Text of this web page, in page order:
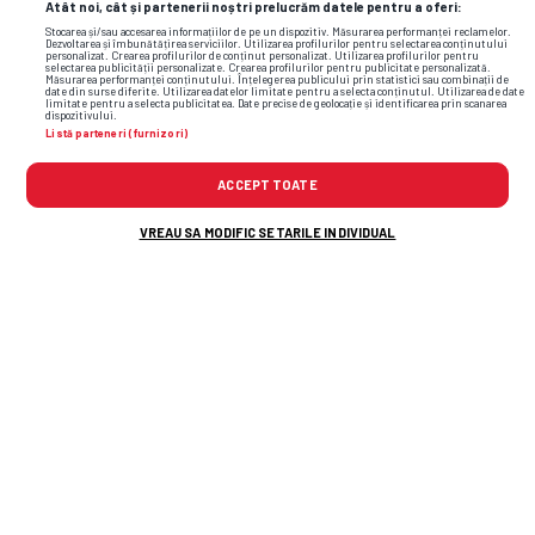
Atât noi, cât și partenerii noștri prelucrăm datele pentru a oferi:
Stocarea și/sau accesarea informațiilor de pe un dispozitiv. Măsurarea performanței reclamelor.
Dezvoltarea și îmbunătățirea serviciilor. Utilizarea profilurilor pentru selectarea conținutului
personalizat. Crearea profilurilor de conținut personalizat. Utilizarea profilurilor pentru
selectarea publicității personalizate. Crearea profilurilor pentru publicitate personalizată.
Măsurarea performanței conținutului. Înțelegerea publicului prin statistici sau combinații de
date din surse diferite. Utilizarea datelor limitate pentru a selecta conținutul. Utilizarea de date
limitate pentru a selecta publicitatea. Date precise de geolocație și identificarea prin scanarea
dispozitivului.
Listă parteneri (furnizori)
ACCEPT TOATE
VREAU SA MODIFIC SETARILE INDIVIDUAL